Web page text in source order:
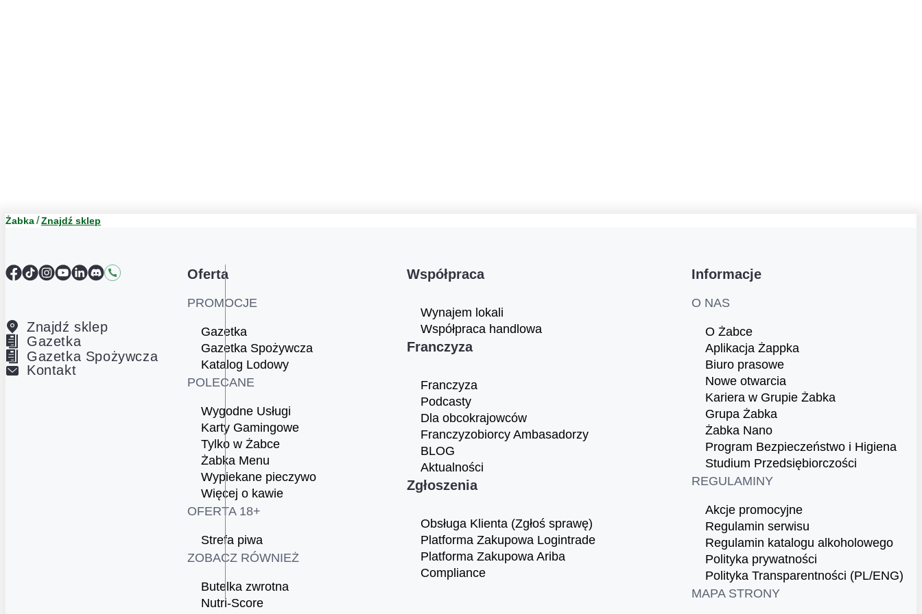
Żabka Znajdź sklep
Facebook
TikTokInstagram
YouTube
LinkedIn
DiscordKontakt
Znajdź sklep
Gazetka
Gazetka Spożywcza
Kontakt
Oferta
PROMOCJE
Gazetka
Gazetka Spożywcza
Katalog Lodowy
POLECANE
Wygodne Usługi
Karty Gamingowe
Tylko w Żabce
Żabka Menu
Wypiekane pieczywo
Więcej o kawie
OFERTA 18+
Strefa piwa
ZOBACZ RÓWNIEŻ
Butelka zwrotna
Nutri-Score
Współpraca
Wynajem lokali
Współpraca handlowa
Franczyza
Franczyza
Podcasty
Dla obcokrajowców
Franczyzobiorcy Ambasadorzy
BLOG
Aktualności
Zgłoszenia
Obsługa Klienta (Zgłoś sprawę)
Platforma Zakupowa Logintrade
Platforma Zakupowa Ariba
Compliance
Informacje
O NAS
O Żabce
Aplikacja Żappka
Biuro prasowe
Nowe otwarcia
Kariera w Grupie Żabka
Grupa Żabka
Żabka Nano
Program Bezpieczeństwo i Higiena
Studium Przedsiębiorczości
REGULAMINY
Akcje promocyjne
Regulamin serwisu
Regulamin katalogu alkoholowego
Polityka prywatności
Polityka Transparentności (PL/ENG)
MAPA STRONY